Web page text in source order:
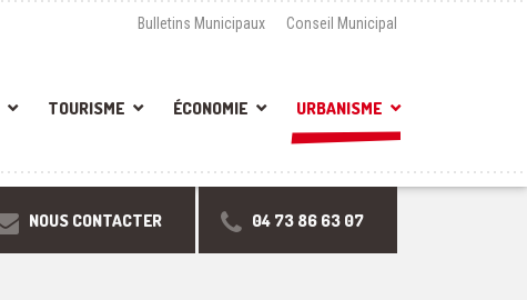
Bulletins Municipaux Conseil Municipal
TOURISME ÉCONOMIE URBANISME
NOUS CONTACTER 04 73 86 63 07